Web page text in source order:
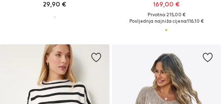
29,90 € 169,00 €
Prvotno: 215,00 €
Posljednja najniža cijena:116,10 €